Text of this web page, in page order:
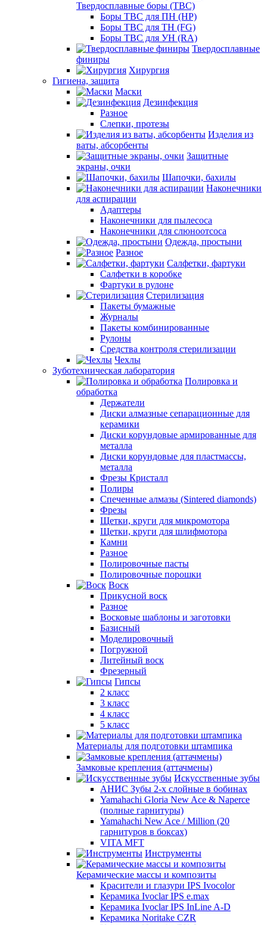
Твердосплавные боры (ТВС)
Боры ТВС для ПН (HP)
Боры ТВС для ТН (FG)
Боры ТВС для УН (RA)
Твердосплавные
финиры
Хирургия
Гигиена, защита
Маски
Дезинфекция
Разное
Слепки, протезы
Изделия из
ваты, абсорбенты
Защитные
экраны, очки
Шапочки, бахилы
Наконечники
для аспирации
Адаптеры
Наконечники для пылесоса
Наконечники для слюноотсоса
Одежда, простыни
Разное
Салфетки, фартуки
Салфетки в коробке
Фартуки в рулоне
Стерилизация
Пакеты бумажные
Журналы
Пакеты комбинированные
Рулоны
Средства контроля стерилизации
Чехлы
Зуботехническая лаборатория
Полировка и
обработка
Держатели
Диски алмазные сепарационные для
керамики
Диски корундовые армированные для
металла
Диски корундовые для пластмассы,
металла
Фрезы Кристалл
Полиры
Спеченные алмазы (Sintered diamonds)
Фрезы
Щетки, круги для микромотора
Щетки, круги для шлифмотора
Камни
Разное
Полировочные пасты
Полировочные порошки
Воск
Прикусной воск
Разное
Восковые шаблоны и заготовки
Базисный
Моделировочный
Погружной
Литейный воск
Фрезерный
Гипсы
2 класс
3 класс
4 класс
5 класс
Материалы для подготовки штампика
Замковые крепления (аттачмены)
Искусственные зубы
АНИС Зубы 2-х слойные в бобинах
Yamahachi Gloria New Ace & Naperce
(полные гарнитуры)
Yamahachi New Ace / Million (20
гарнитуров в боксах)
VITA MFT
Инструменты
Керамические массы и композиты
Красители и глазури IPS Ivocolor
Керамика Ivoclar IPS e.max
Керамика Ivoclar IPS InLine A-D
Керамика Noritake CZR